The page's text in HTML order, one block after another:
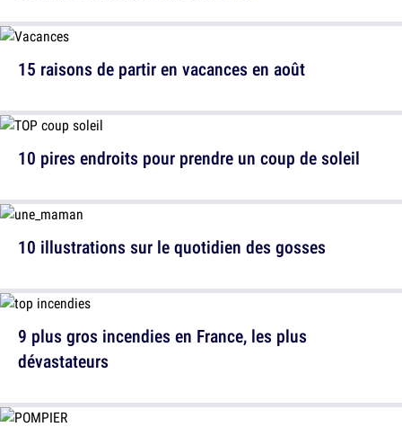
15 raisons de partir en vacances en août
10 illustrations sur le quotidien des gosses
10 pires endroits pour prendre un coup de soleil
9 plus gros incendies en France, les plus
dévastateurs